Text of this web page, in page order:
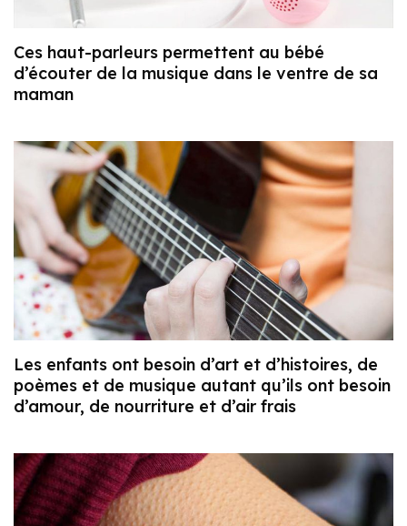
Ces haut-parleurs permettent au bébé
d’écouter de la musique dans le ventre de sa
maman
Les enfants ont besoin d’art et d’histoires, de
poèmes et de musique autant qu’ils ont besoin
d’amour, de nourriture et d’air frais